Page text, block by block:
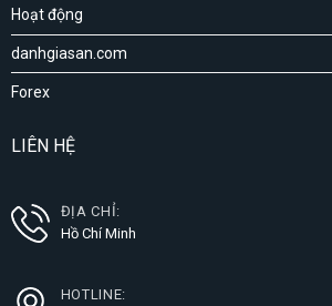
Hoạt động
danhgiasan.com
Forex
LIÊN HỆ
ĐỊA CHỈ:
Hồ Chí Minh
HOTLINE: